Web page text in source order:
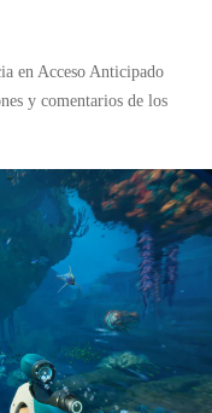
en Acceso Anticipado
y comentarios de los